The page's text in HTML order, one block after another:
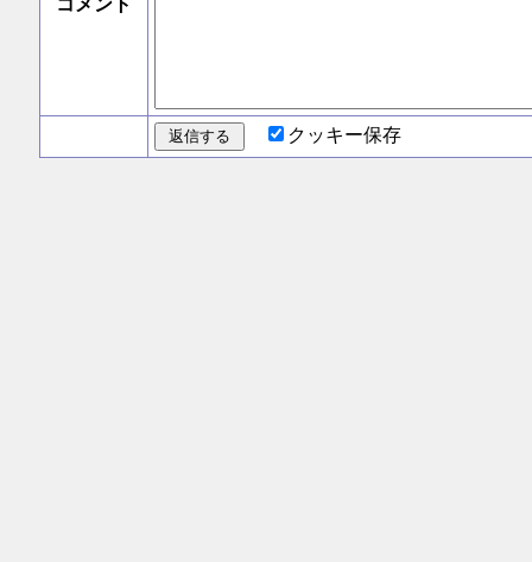
コメント
クッキー保存